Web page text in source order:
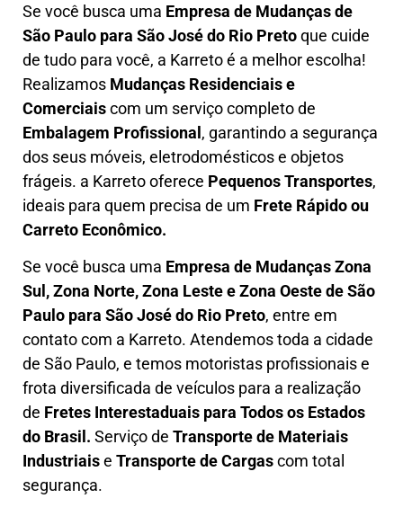
Se você busca uma Empresa de Mudanças de
São Paulo para São José do Rio Pretoque cuide
de tudo para você, a Karretoé a melhor escolha!
Realizamos Mudanças Residenciais e
Comerciaiscom um serviço completo de
Embalagem Profissional, garantindo a segurança
dos seus móveis, eletrodomésticos e objetos
frágeis. a Karretooferece Pequenos Transportes,
ideais para quem precisa de um Frete Rápido ou
Carreto Econômico.
Se você busca uma Empresa de Mudanças Zona
Sul, Zona Norte, Zona Leste e Zona Oestede São
Paulo para São José do Rio Preto, entre em
contato com a Karreto. Atendemos toda a cidade
de São Paulo, e temos motoristas profissionais e
frota diversificada de veículos para a realização
de Fretes Interestaduais para Todos os Estados
do Brasil. Serviço de Transporte de Materiais
Industriaise Transporte de Cargascom total
segurança.